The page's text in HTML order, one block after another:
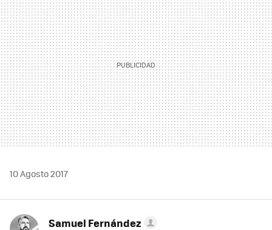
10 Agosto 2017
Samuel Fernández